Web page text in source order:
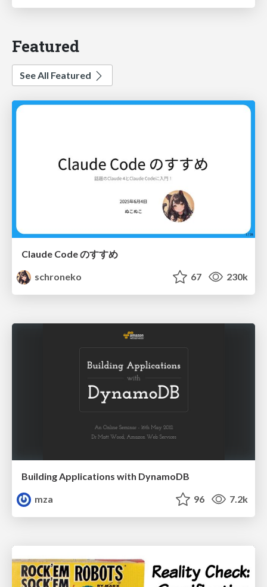
Featured
See All Featured
Claude Code のすすめ
schroneko
67 230k
Building Applications with DynamoDB
mza
96 7.2k